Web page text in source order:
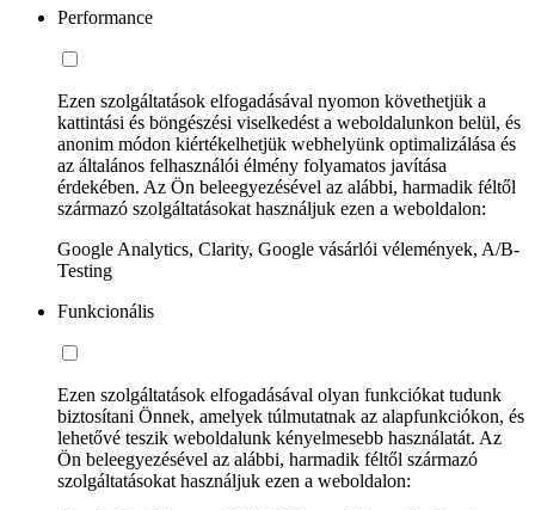
Performance
Ezen szolgáltatások elfogadásával nyomon követhetjük a
kattintási és böngészési viselkedést a weboldalunkon belül, és
anonim módon kiértékelhetjük webhelyünk optimalizálása és
az általános felhasználói élmény folyamatos javítása
érdekében. Az Ön beleegyezésével az alábbi, harmadik féltől
származó szolgáltatásokat használjuk ezen a weboldalon:
Google Analytics, Clarity, Google vásárlói vélemények, A/B-
Testing
Funkcionális
Ezen szolgáltatások elfogadásával olyan funkciókat tudunk
biztosítani Önnek, amelyek túlmutatnak az alapfunkciókon, és
lehetővé teszik weboldalunk kényelmesebb használatát. Az
Ön beleegyezésével az alábbi, harmadik féltől származó
szolgáltatásokat használjuk ezen a weboldalon: